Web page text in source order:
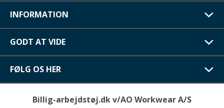
INFORMATION
GODT AT VIDE
FØLG OS HER
Billig-arbejdstøj.dk v/AO Workwear A/S